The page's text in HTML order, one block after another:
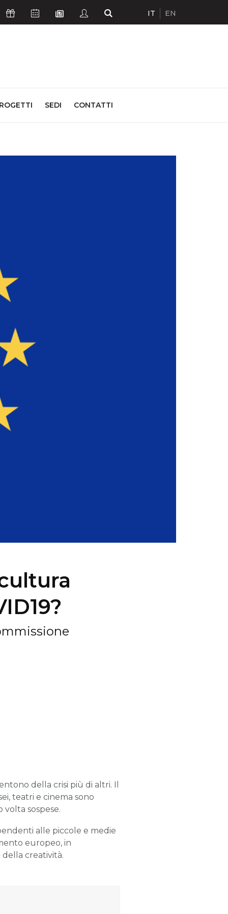
Icona SostieniciIcona Calendario Eventi
Icona Newsletter
Icona StudentiIcona Cerca
IT EN
SEDI CONTATTI
della crisi più di altri. Il
teatri e cinema sono
sospese.
alle piccole e medie
europeo, in
creatività.